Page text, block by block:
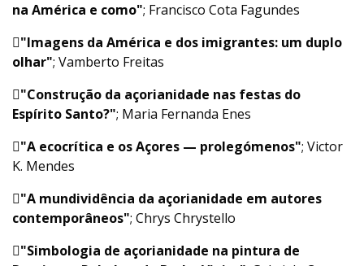
na América e como"; Francisco Cota Fagundes
"Imagens da América e dos imigrantes: um duplo
olhar"; Vamberto Freitas
"Construção da açorianidade nas festas do
Espírito Santo?"; Maria Fernanda Enes
"A ecocrítica e os Açores — prolegómenos"; Victor
K. Mendes
"A mundividência da açorianidade em autores
contemporâneos"; Chrys Chrystello
"Simbologia de açorianidade na pintura de